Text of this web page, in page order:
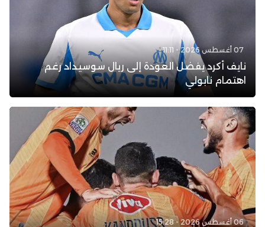
07 أغسطس 2026 - 11:11
نايف أكرد يفضل العودة إلى ريال سوسيداد رغم
اهتمام نابولي
06 أغسطس 2026 - 15:28